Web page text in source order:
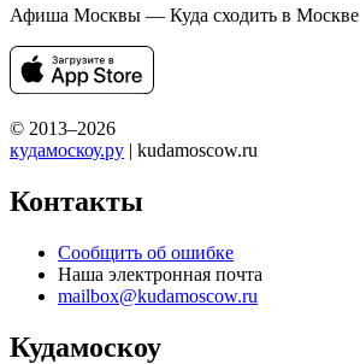
Афиша Москвы — Куда сходить в Москве
© 2013–2026
кудамоскоу.ру | kudamoscow.ru
Контакты
Сообщить об ошибке
Наша электронная почта
mailbox@kudamoscow.ru
Кудамоскоу